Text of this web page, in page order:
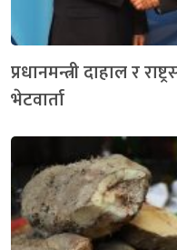
प्रधानमन्त्री दाहाल र
भेटवार्ता